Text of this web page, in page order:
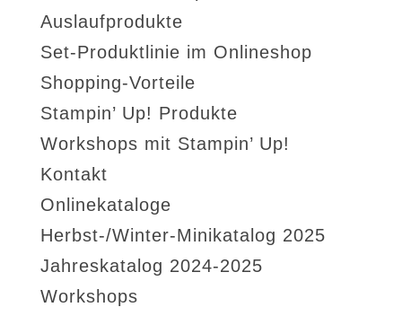
Auslaufprodukte
Set-Produktlinie im Onlineshop
Shopping-Vorteile
Stampin’ Up! Produkte
Workshops mit Stampin’ Up!
Kontakt
Onlinekataloge
Herbst-/Winter-Minikatalog 2025
Jahreskatalog 2024-2025
Workshops